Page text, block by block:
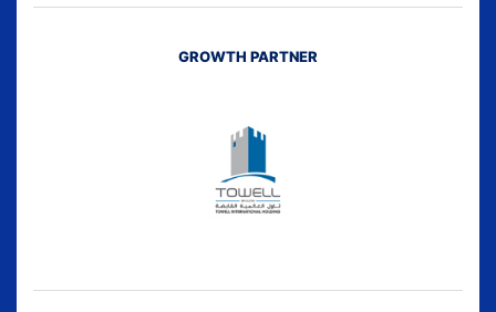
GROWTH PARTNER